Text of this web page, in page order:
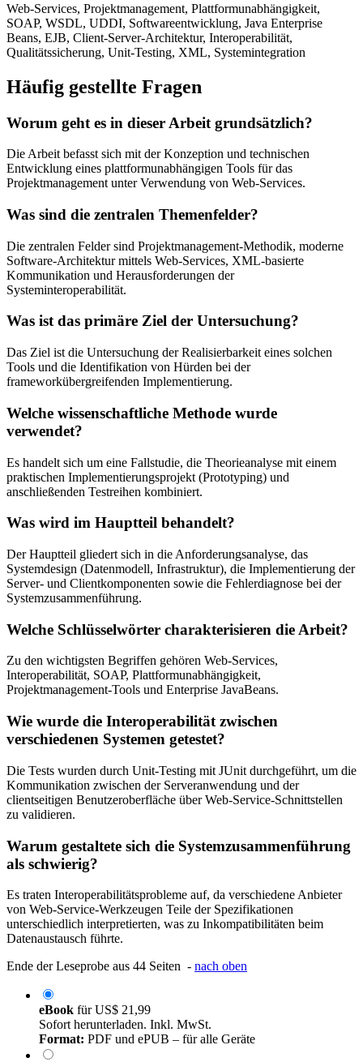
Web-Services, Projektmanagement, Plattformunabhängigkeit,
SOAP, WSDL, UDDI, Softwareentwicklung, Java Enterprise
Beans, EJB, Client-Server-Architektur, Interoperabilität,
Qualitätssicherung, Unit-Testing, XML, Systemintegration
Häufig gestellte Fragen
Worum geht es in dieser Arbeit grundsätzlich?
Die Arbeit befasst sich mit der Konzeption und technischen
Entwicklung eines plattformunabhängigen Tools für das
Projektmanagement unter Verwendung von Web-Services.
Was sind die zentralen Themenfelder?
Die zentralen Felder sind Projektmanagement-Methodik, moderne
Software-Architektur mittels Web-Services, XML-basierte
Kommunikation und Herausforderungen der
Systeminteroperabilität.
Was ist das primäre Ziel der Untersuchung?
Das Ziel ist die Untersuchung der Realisierbarkeit eines solchen
Tools und die Identifikation von Hürden bei der
frameworkübergreifenden Implementierung.
Welche wissenschaftliche Methode wurde
verwendet?
Es handelt sich um eine Fallstudie, die Theorieanalyse mit einem
praktischen Implementierungsprojekt (Prototyping) und
anschließenden Testreihen kombiniert.
Was wird im Hauptteil behandelt?
Der Hauptteil gliedert sich in die Anforderungsanalyse, das
Systemdesign (Datenmodell, Infrastruktur), die Implementierung der
Server- und Clientkomponenten sowie die Fehlerdiagnose bei der
Systemzusammenführung.
Welche Schlüsselwörter charakterisieren die Arbeit?
Zu den wichtigsten Begriffen gehören Web-Services,
Interoperabilität, SOAP, Plattformunabhängigkeit,
Projektmanagement-Tools und Enterprise JavaBeans.
Wie wurde die Interoperabilität zwischen
verschiedenen Systemen getestet?
Die Tests wurden durch Unit-Testing mit JUnit durchgeführt, um die
Kommunikation zwischen der Serveranwendung und der
clientseitigen Benutzeroberfläche über Web-Service-Schnittstellen
zu validieren.
Warum gestaltete sich die Systemzusammenführung
als schwierig?
Es traten Interoperabilitätsprobleme auf, da verschiedene Anbieter
von Web-Service-Werkzeugen Teile der Spezifikationen
unterschiedlich interpretierten, was zu Inkompatibilitäten beim
Datenaustausch führte.
Ende der Leseprobe aus 44 Seiten - nach oben
eBook fürUS$ 21,99
Sofort herunterladen. Inkl. MwSt.
Format: PDF und ePUB – für alle Geräte